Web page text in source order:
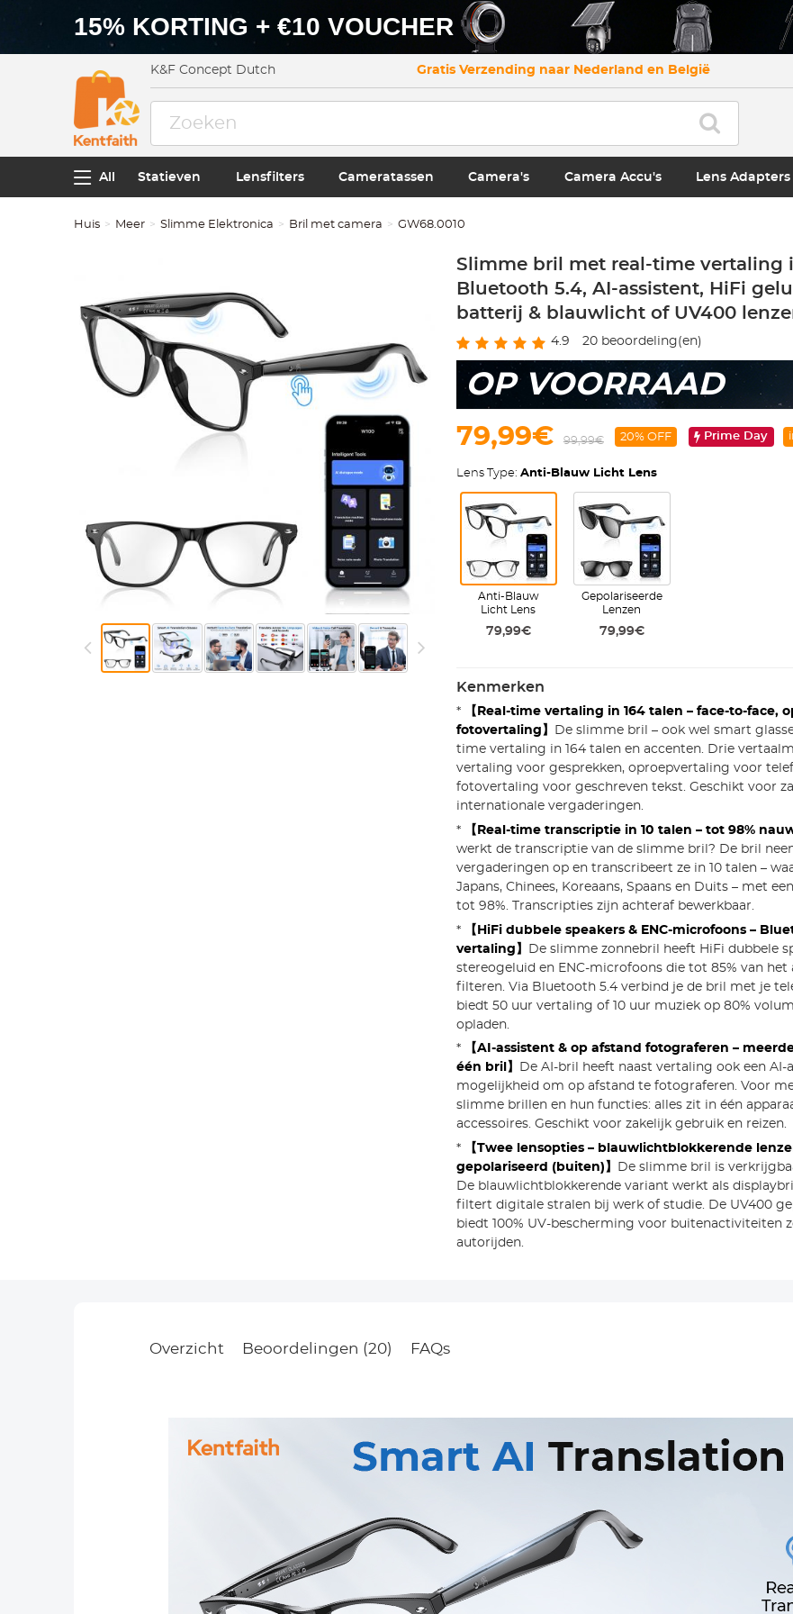
15% KORTING + €10 VOUCHER
K&F Concept Dutch Gratis Verzending naar Nederland en België
All Statieven Lensfilters Cameratassen Camera's Camera Accu's Lens Adapters
Huis Meer Slimme Elektronica Bril met camera GW68.0010
Slimme bril met real-time vertaling
Bluetooth 5.4, AI-assistent, HiFi
batterij & blauwlicht of UV400
4.9 20beoordeling(en)
OP VOORRAAD
79,99€ 99,99€ 20% OFF Prime Day
Lens Type: Anti-Blauw Licht Lens
Anti-Blauw
Licht Lens
79,99€
Gepolariseerde
Lenzen
79,99€
Kenmerken
*
【Real-time vertaling in 164 talen – face-to-face,
fotovertaling】
De slimme bril – ook wel smart
time vertaling in 164 talen en accenten. Drie
vertaling voor gesprekken, oproepvertaling voor
fotovertaling voor geschreven tekst. Geschikt voor
internationale vergaderingen.
*
【Real-time transcriptie in 10 talen – tot 98%
werkt de transcriptie van de slimme bril? De bril
vergaderingen op en transcribeert ze in 10 talen –
Japans, Chinees, Koreaans, Spaans en Duits – met
tot 98%. Transcripties zijn achteraf bewerkbaar.
*
【HiFi dubbele speakers & ENC-microfoons –
vertaling】
De slimme zonnebril heeft HiFi dubbele
stereogeluid en ENC-microfoons die tot 85% van
filteren. Via Bluetooth 5.4 verbind je de bril met je
biedt 50 uur vertaling of 10 uur muziek op 80%
opladen.
*
【AI-assistent & op afstand fotograferen –
één bril】
De AI-bril heeft naast vertaling ook een AI-
mogelijkheid om op afstand te fotograferen. Voor
slimme brillen en hun functies: alles zit in één
accessoires. Geschikt voor zakelijk gebruik en reizen.
*
【Twee lensopties – blauwlichtblokkerende
gepolariseerd (buiten)】
De slimme bril is
De blauwlichtblokkerende variant werkt als
filtert digitale stralen bij werk of studie. De UV400
biedt 100% UV-bescherming voor buitenactiviteiten
autorijden.
Overzicht Beoordelingen (20) FAQs